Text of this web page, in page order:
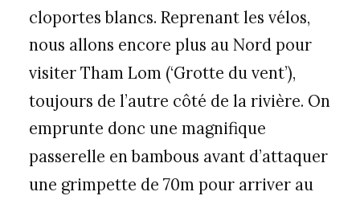
cloportes blancs. Reprenant les vélos,
nous allons encore plus au Nord pour
visiter Tham Lom (‘Grotte du vent’),
toujours de l’autre côté de la rivière. On
emprunte donc une magnifique
passerelle en bambous avant d’attaquer
une grimpette de 70m pour arriver au